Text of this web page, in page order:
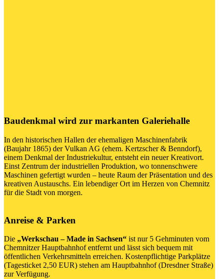
Baudenkmal wird zur markanten Galeriehalle
In den historischen Hallen der ehemaligen Maschinenfabrik
(Baujahr 1865) der Vulkan AG (ehem. Kertzscher & Benndorf),
einem Denkmal der Industriekultur, entsteht ein neuer Kreativort.
Einst Zentrum der industriellen Produktion, wo tonnenschwere
Maschinen gefertigt wurden – heute Raum der Präsentation und des
kreativen Austauschs. Ein lebendiger Ort im Herzen von Chemnitz
für die Stadt von morgen.
Anreise & Parken
Die „Werkschau – Made in Sachsen“ ist nur 5 Gehminuten vom
Chemnitzer Hauptbahnhof entfernt und lässt sich bequem mit
öffentlichen Verkehrsmitteln erreichen. Kostenpflichtige Parkplätze
(Tagesticket 2,50 EUR) stehen am Hauptbahnhof (Dresdner Straße)
zur Verfügung.